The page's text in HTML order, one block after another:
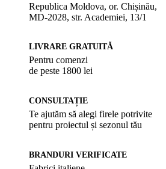
Republica Moldova, or. Chișinău,
MD-2028, str. Academiei, 13/1
LIVRARE GRATUITĂ
Pentru comenzi
de peste 1800 lei
CONSULTAȚIE
Te ajutăm să alegi firele potrivite
pentru proiectul și sezonul tău
BRANDURI VERIFICATE